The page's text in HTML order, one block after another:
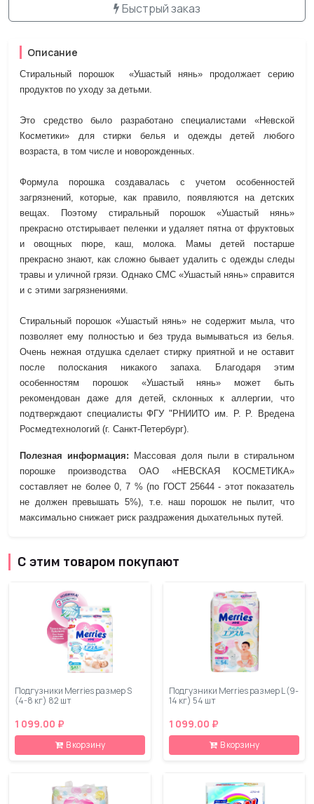
Быстрый заказ
Описание
Стиральный порошок «Ушастый нянь» продолжает серию
продуктов по уходу за детьми.
Это средство было разработано специалистами «Невской
Косметики» для стирки белья и одежды детей любого
возраста, в том числе и новорожденных.
Формула порошка создавалась с учетом особенностей
загрязнений, которые, как правило, появляются на детских
вещах. Поэтому стиральный порошок «Ушастый нянь»
прекрасно отстирывает пеленки и удаляет пятна от фруктовых
и овощных пюре, каш, молока. Мамы детей постарше
прекрасно знают, как сложно бывает удалить с одежды следы
травы и уличной грязи. Однако СМС «Ушастый нянь» справится
и с этими загрязнениями.
Стиральный порошок «Ушастый нянь» не содержит мыла, что
позволяет ему полностью и без труда вымываться из белья.
Очень нежная отдушка сделает стирку приятной и не оставит
после полоскания никакого запаха. Благодаря этим
особенностям порошок «Ушастый нянь» может быть
рекомендован даже для детей, склонных к аллергии, что
подтверждают специалисты ФГУ "РНИИТО им. Р. Р. Вредена
Росмедтехнологий (г. Санкт-Петербург).
Полезная информация:
Массовая доля пыли в стиральном
порошке производства ОАО «НЕВСКАЯ КОСМЕТИКА»
составляет не более 0, 7 % (по ГОСТ 25644 - этот показатель
не должен превышать 5%), т.е. наш порошок не пылит, что
максимально снижает риск раздражения дыхательных путей.
С этим товаром покупают
Подгузники Merries размер S
(4-8 кг) 82 шт
1 099.00 ₽
В корзину
Подгузники Merries размер L (9-
14 кг) 54 шт
1 099.00 ₽
В корзину